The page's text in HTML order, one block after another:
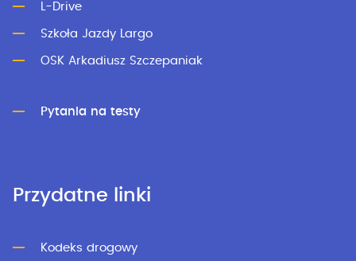
L-Drive
Szkoła Jazdy Largo
OSK Arkadiusz Szczepaniak
Pytania na testy
Przydatne linki
Kodeks drogowy